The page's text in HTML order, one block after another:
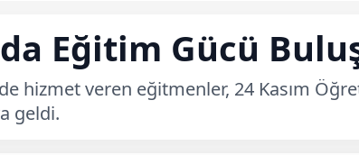
Eğitim Gücü
hizmet veren eğitmenler, 24 Kasım
geldi.